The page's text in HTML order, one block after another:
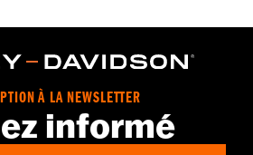
warranty – Go towww.h-
À LA NEWSLETTER
informé